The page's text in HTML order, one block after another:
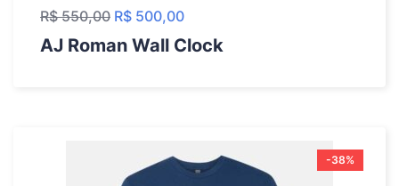
R$550,00 R$ 500,00
AJ Roman Wall Clock
-38%